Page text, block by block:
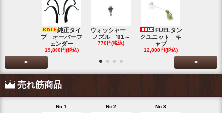
純正タイ
プ オーバーフ
ェンダー
19,800円(税込)
ウォッシャー
ノズル '81～
770円(税込)
FUELタン
クユニット キ
ャブ
12,800円(税込)
< >
売れ筋商品
No.1 No.2 No.3